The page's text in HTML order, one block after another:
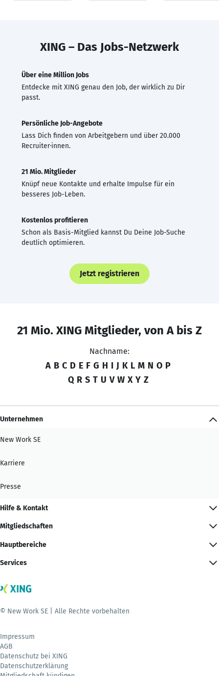
XING – Das Jobs-Netzwerk
Über eine Million Jobs
Entdecke mit XING genau den Job, der wirklich zu Dir
passt.
Persönliche Job-Angebote
Lass Dich finden von Arbeitgebern und über 20.000
Recruiter·innen.
21 Mio. Mitglieder
Knüpf neue Kontakte und erhalte Impulse für ein
besseres Job-Leben.
Kostenlos profitieren
Schon als Basis-Mitglied kannst Du Deine Job-Suche
deutlich optimieren.
Jetzt registrieren
21 Mio. XING Mitglieder, von A bis Z
Nachname:
A B C D E F G H I J K L M N O P
Q R S T U V W X Y Z
Unternehmen
New Work SE
Karriere
Presse
Hilfe & Kontakt
Mitgliedschaften
Hauptbereiche
Services
© New Work SE | Alle Rechte vorbehalten
Impressum
AGB
Datenschutz bei XING
Datenschutzerklärung